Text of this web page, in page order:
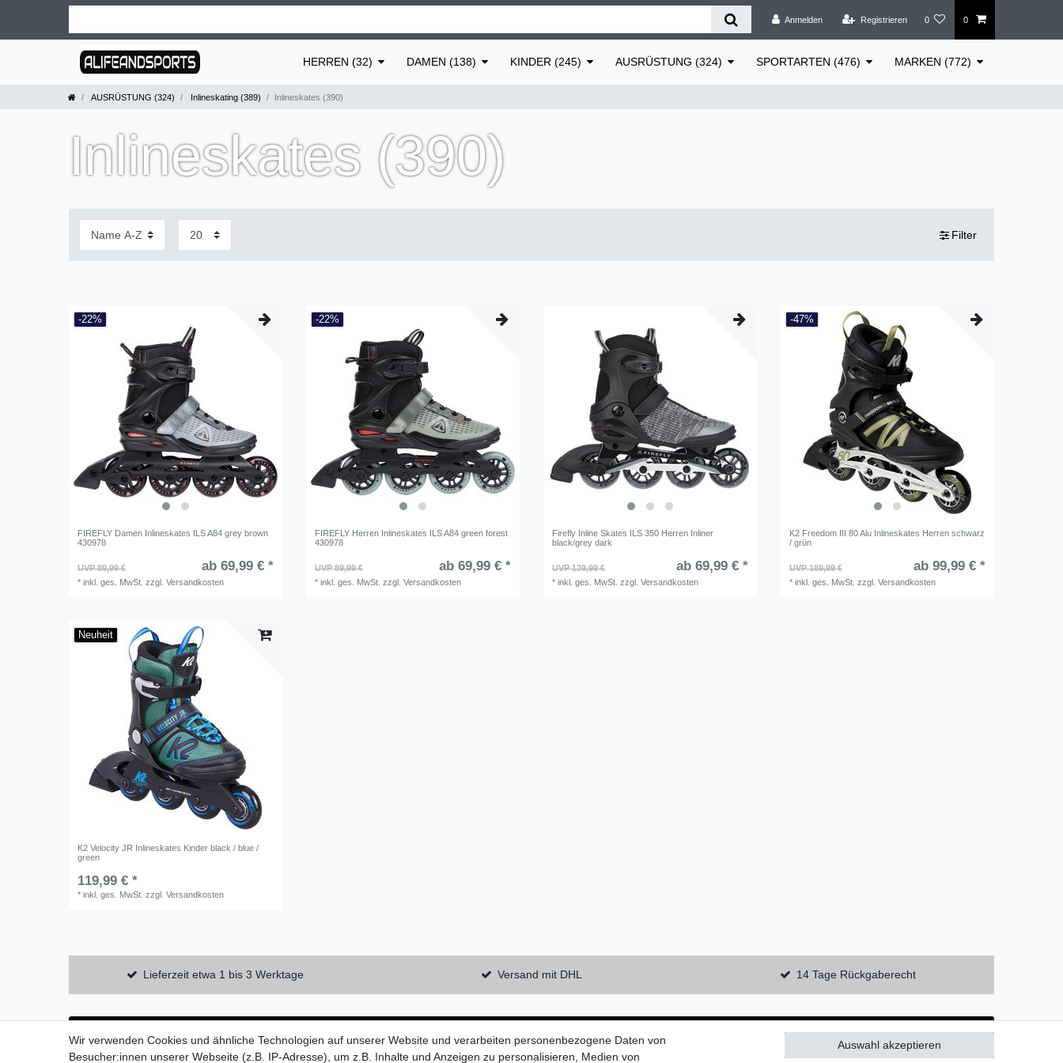
Anmelden Registrieren 0 0
HERREN (32) DAMEN (138) KINDER (245) AUSRÜSTUNG (324) SPORTARTEN (476) MARKEN (772)
AUSRÜSTUNG (324) Inlineskating (389) Inlineskates (390)
Inlineskates (390)
Filter
-22%
FIREFLY Damen Inlineskates ILS A84 grey brown
430978
UVP 89,99 € ab 69,99 € *
*inkl. ges. MwSt. zzgl.Versandkosten
-22%
FIREFLY Herren Inlineskates ILS A84 green forest
430978
UVP 89,99 € ab 69,99 € *
*inkl. ges. MwSt. zzgl.Versandkosten
Firefly Inline Skates ILS 350 Herren Inliner
black/grey dark
UVP 139,99 € ab 69,99 € *
*inkl. ges. MwSt. zzgl.Versandkosten
-47%
K2 Freedom III 80 Alu Inlineskates Herren schwarz
/ grün
UVP 189,99 € ab 99,99 € *
*inkl. ges. MwSt. zzgl.Versandkosten
Neuheit
K2 Velocity JR Inlineskates Kinder black / blue /
green
119,99 € *
*inkl. ges. MwSt. zzgl.Versandkosten
Lieferzeit etwa 1 bis 3 Werktage Versand mit DHL 14 Tage Rückgaberecht
Kontaktieren Sie uns!
Wir verwenden Cookies und ähnliche Technologien auf unserer Website und verarbeiten personenbezogene Daten von
Besucher:innen unserer Webseite (z.B. IP-Adresse), um z.B. Inhalte und Anzeigen zu personalisieren, Medien von
Alle akzeptieren
Auswahl akzeptieren